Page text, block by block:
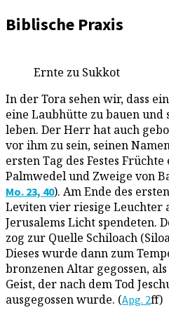
Biblische Praxis
Ernte zu Sukkot
In der Tora sehen wir, dass
eine Laubhütte zu bauen und
leben. Der Herr hat auch
vor ihm zu sein, seinen
ersten Tag des Festes
Palmwedel und Zweige von
Mo. 23, 40). Am Ende des
Leviten vier riesige Leuchter
Jerusalems Licht spendeten.
zog zur Quelle Schiloach
Dieses wurde dann zum
bronzenen Altar gegossen,
Geist, der nach dem Tod
ausgegossen wurde. (Apg. 2ff)